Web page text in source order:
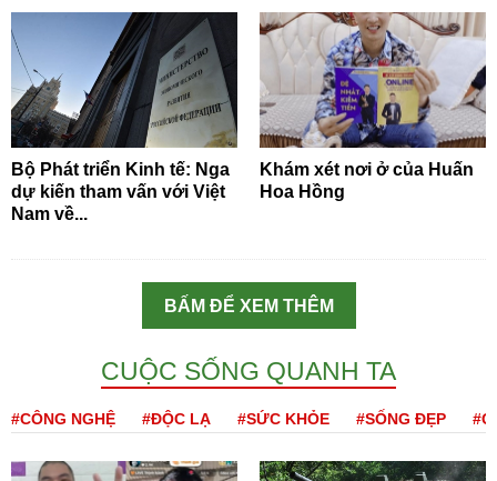
Bộ Phát triển Kinh tế: Nga
dự kiến tham vấn với Việt
Nam về...
Khám xét nơi ở của Huấn
Hoa Hồng
BẤM ĐỂ XEM THÊM
CUỘC SỐNG QUANH TA
#CÔNG NGHỆ #ĐỘC LẠ #SỨC KHỎE #SỐNG ĐẸP